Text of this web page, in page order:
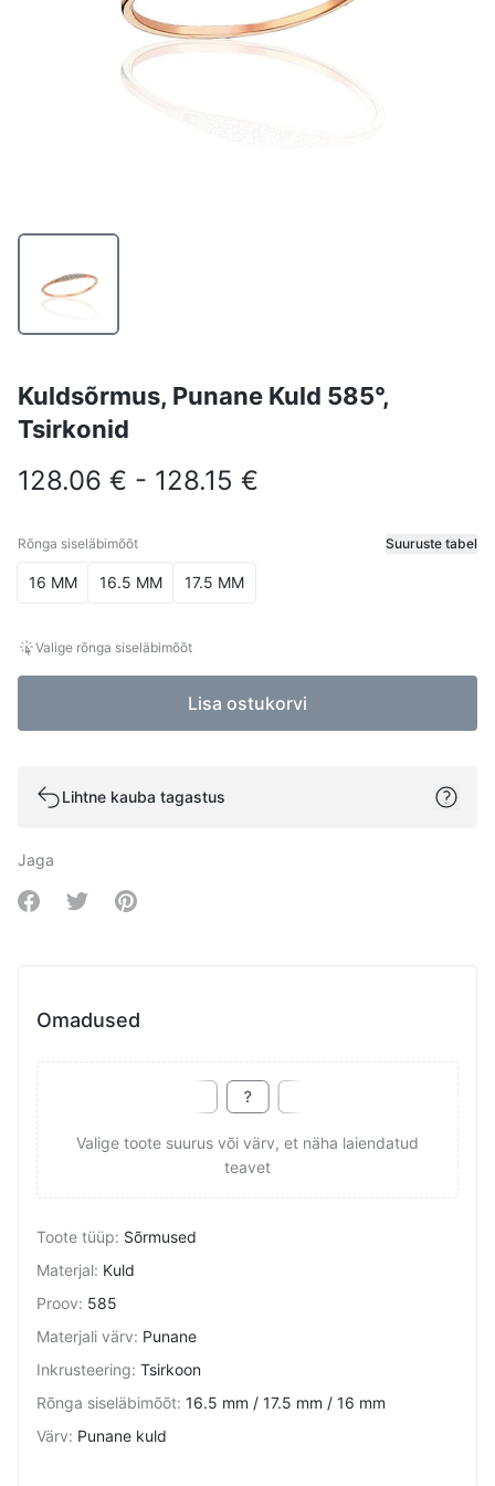
Kuldsõrmus, Punane Kuld 585°,
Tsirkonid
128.06 € - 128.15 €
Rõnga siseläbimõõt Suuruste tabel
Rõnga siseläbimõõt
16 MM 16.5 MM 17.5 MM
Valige rõnga siseläbimõõt
Lisa ostukorvi
Lihtne kauba tagastus
Jaga
Share on Facebook
Share on Twitter
Share on Pinterest
Omadused
Valige toote suurus või värv, et näha laiendatud
teavet
Toote tüüp: Sõrmused
Materjal: Kuld
Proov: 585
Materjali värv: Punane
Inkrusteering: Tsirkoon
Rõnga siseläbimõõt: 16.5 mm / 17.5 mm / 16 mm
Värv: Punane kuld